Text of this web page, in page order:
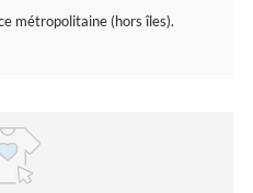
métropolitaine (hors îles).